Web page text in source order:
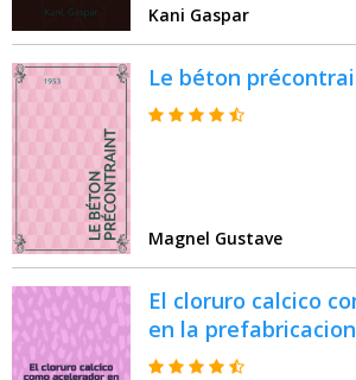
Kani Gaspar
Le béton
Magnel Gustave
El cloruro calcico
en la